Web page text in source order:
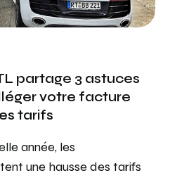
partage 3 astuces
votre facture
tarifs
année, les
une hausse des tarifs